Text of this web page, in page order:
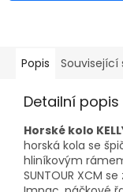
Popis Související
Detailní
Horské kolo
horská kola se
hliníkovým
SUNTOUR XCM